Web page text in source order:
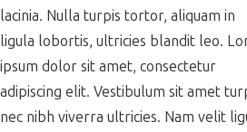
lacinia. Nulla turpis tortor, aliquam in
ligula lobortis, ultricies blandit leo.
ipsum dolor sit amet, consectetur
adipiscing elit. Vestibulum sit amet
nec nibh viverra ultricies. Nam velit